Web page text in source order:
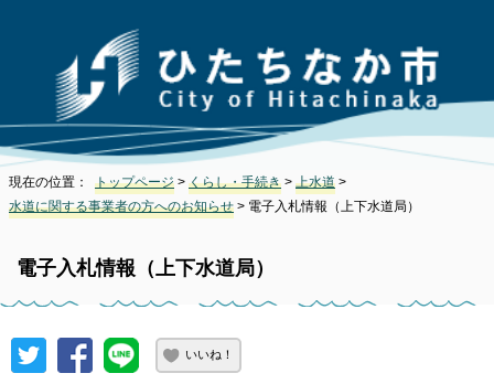
現在の位置： トップページ > くらし・手続き > 上水道 >
水道に関する事業者の方へのお知らせ > 電子入札情報（上下水道局）
電子入札情報（上下水道局）
いいね！